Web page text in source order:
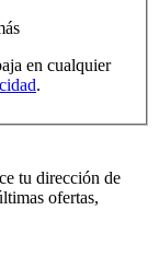
en cualquier
.
tu dirección de
ofertas,